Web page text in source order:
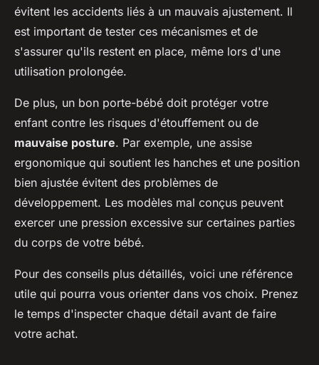
évitent les accidents liés à un mauvais ajustement. Il
est important de tester ces mécanismes et de
s'assurer qu'ils restent en place, même lors d'une
utilisation prolongée.
De plus, un bon porte-bébé doit protéger votre
enfant contre les risques d'étouffement ou de
mauvaise posture. Par exemple, une assise
ergonomique qui soutient les hanches et une position
bien ajustée évitent des problèmes de
développement. Les modèles mal conçus peuvent
exercer une pression excessive sur certaines parties
du corps de votre bébé.
Pour des conseils plus détaillés, voici une référence
utile qui pourra vous orienter dans vos choix. Prenez
le temps d'inspecter chaque détail avant de faire
votre achat.